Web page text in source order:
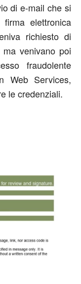
di e-mail che si
elettronica
richiesto di
venivano poi
fraudolente
Web Services,
le credenziali.